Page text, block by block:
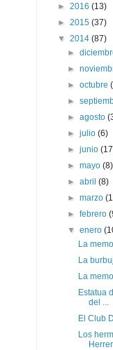
► 2016 (13)
► 2015 (37)
▼ 2014 (87)
►
►
►octubre
►
►agosto
►julio(6)
►junio
►mayo(8)
►abril(8)
►marzo
►febrero
▼enero
La
La
La
Estatua
del ...
El Club
Los